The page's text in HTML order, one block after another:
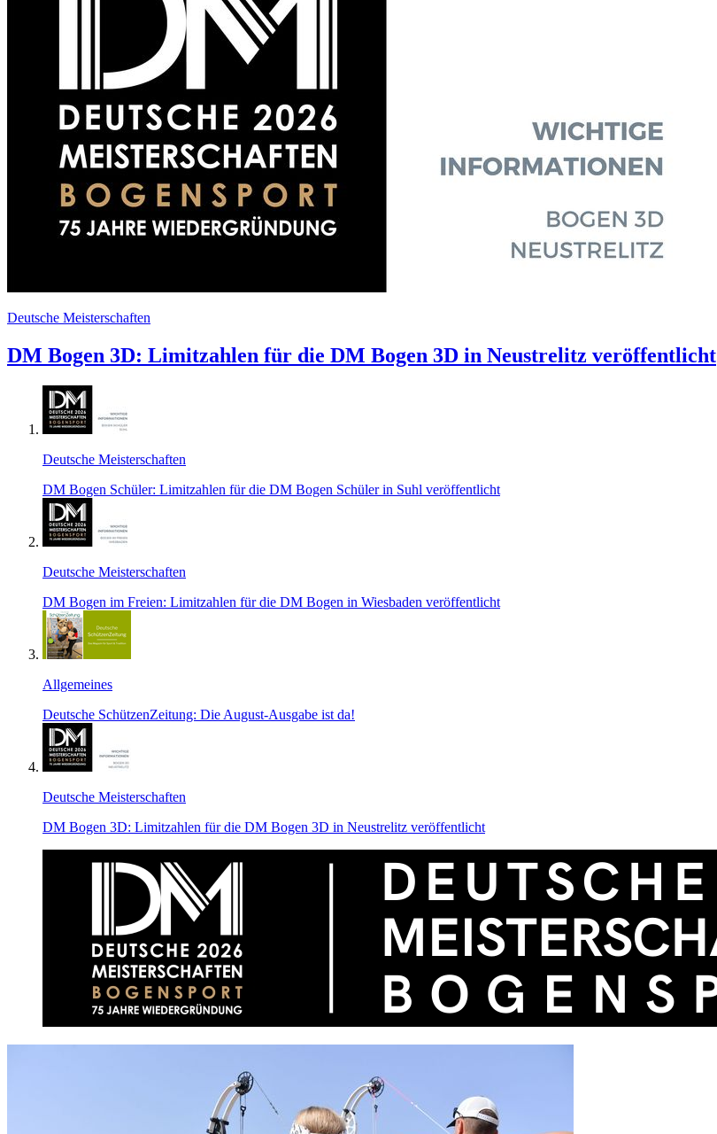
Deutsche Meisterschaften
DM Bogen 3D: Limitzahlen für die DM Bogen 3D in Neustrelitz veröffentlicht
Deutsche Meisterschaften
DM Bogen Schüler: Limitzahlen für die DM Bogen Schüler in Suhl veröffentlicht
Deutsche Meisterschaften
DM Bogen im Freien: Limitzahlen für die DM Bogen in Wiesbaden veröffentlicht
Allgemeines
Deutsche SchützenZeitung: Die August-Ausgabe ist da!
Deutsche Meisterschaften
DM Bogen 3D: Limitzahlen für die DM Bogen 3D in Neustrelitz veröffentlicht